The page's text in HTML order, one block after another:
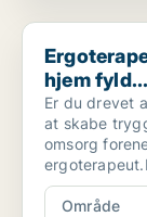
Ergoterapeut til
hjem fyld...
Er du drevet
at skabe
omsorg
Område